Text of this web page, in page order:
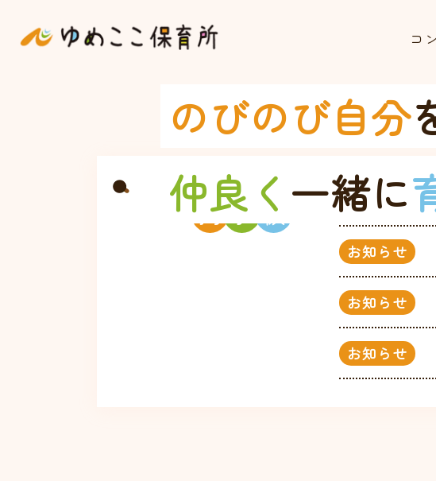
コ
のびのび自分
仲良く 一緒に
掲 示 板 お知らせ
お知らせ
お知らせ
お知らせ